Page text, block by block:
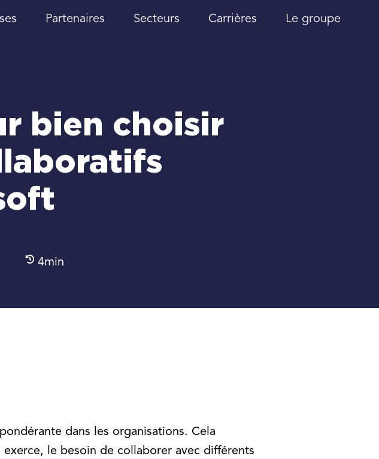
Partenaires Secteurs Carrières Le groupe
bien choisir
4min
dans les organisations. Cela
le besoin de collaborer avec différents